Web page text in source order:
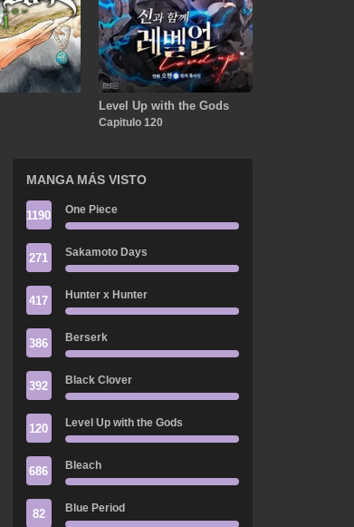
Level Up with the Gods
Capitulo 120
MANGA MÁS VISTO
1190 One Piece
271 Sakamoto Days
417 Hunter x Hunter
386 Berserk
392 Black Clover
120 Level Up with the Gods
686 Bleach
82 Blue Period